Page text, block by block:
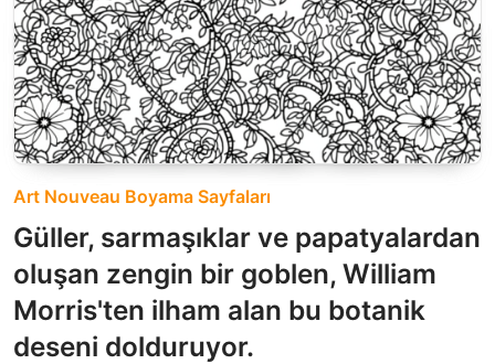
Art Nouveau Boyama Sayfaları
Güller, sarmaşıklar ve papatyalardan
oluşan zengin bir goblen, William
Morris'ten ilham alan bu botanik
deseni dolduruyor.